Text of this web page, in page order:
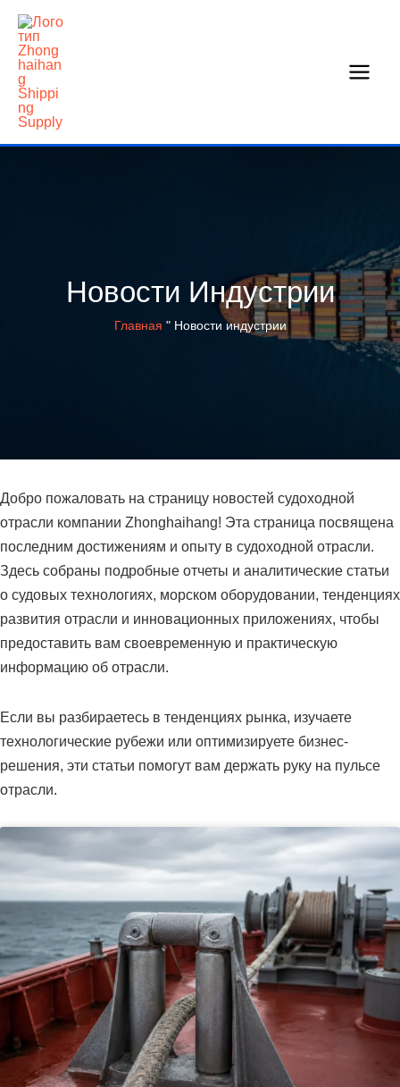
Перейти
содержанию
Новости Индустрии
Главная " Новости индустрии
Добро пожаловать на страницу новостей судоходной
отрасли компании Zhonghaihang! Эта страница посвящена
последним достижениям и опыту в судоходной отрасли.
Здесь собраны подробные отчеты и аналитические статьи
о судовых технологиях, морском оборудовании, тенденциях
развития отрасли и инновационных приложениях, чтобы
предоставить вам своевременную и практическую
информацию об отрасли.
Если вы разбираетесь в тенденциях рынка, изучаете
технологические рубежи или оптимизируете бизнес-
решения, эти статьи помогут вам держать руку на пульсе
отрасли.